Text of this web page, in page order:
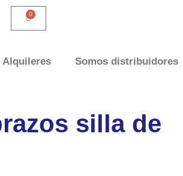
0
Alquileres Somos distribuidores
silla de